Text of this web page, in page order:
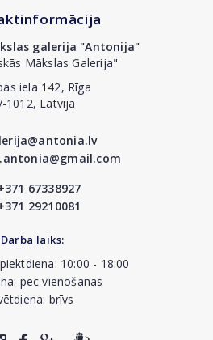
galerija "Antonija"
Mākslas Galerija"
iela 142, Rīga
1012, Latvija
67338927
29210081
Darba laiks:
10:00 - 18:00
pēc vienošanās
brīvs